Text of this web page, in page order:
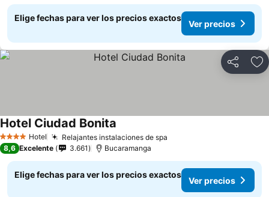
Elige fechas para ver los precios exactos
Ver precios
Compartir
4 EstrellasHotel Relajantes instalaciones de spa
Hotel Ciudad Bonita
8,6 Excelente 3.661 Bucaramanga
Elige fechas para ver los precios exactos
Ver precios